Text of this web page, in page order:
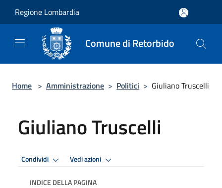
Regione Lombardia
Comune di Retorbido
Home > Amministrazione > Politici > Giuliano Truscelli
Giuliano Truscelli
Condividi Vedi azioni
INDICE DELLA PAGINA